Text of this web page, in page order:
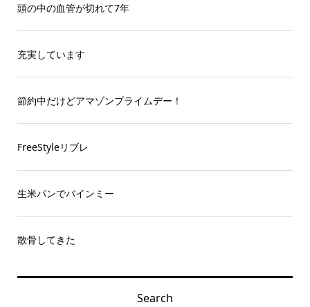
頭の中の血管が切れて7年
充実しています
節約中だけどアマゾンプライムデー！
FreeStyleリブレ
生米パンでバインミー
散骨してきた
Search